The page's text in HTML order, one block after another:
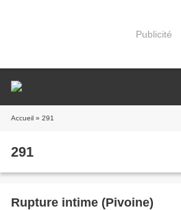
Publicité
Accueil » 291
291
Rupture intime (Pivoine)